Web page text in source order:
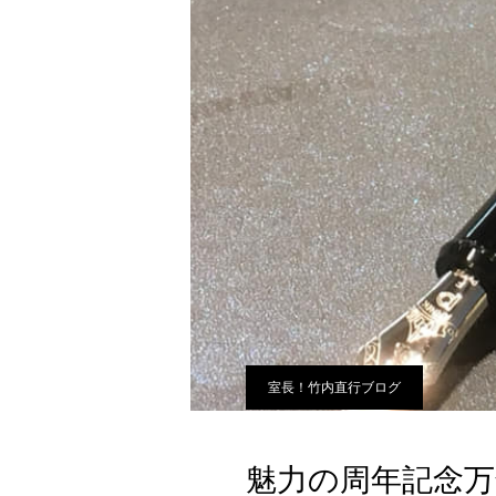
室長！竹内直行ブログ
魅力の周年記念